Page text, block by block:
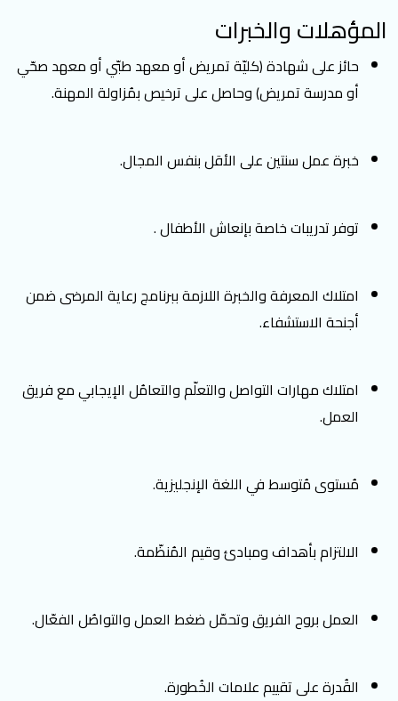
المؤهلات والخبرات
حائز على شهادة (كليّة تمريض أو معهد طبّي أو معهد صحّي
أو مدرسة تمريض) وحاصل على ترخيص بمُزاولة المهنة.
خبرة عمل سنتين على الأقل بنفس المجال.
توفر تدريبات خاصة بإنعاش الأطفال .
امتلاك المعرفة والخبرة اللازمة ببرنامج رعاية المرضى ضمن
أجنحة الاستشفاء.
امتلاك مهارات التواصل والتعلّم والتعامُل الإيجابي مع فريق
العمل.
مُستوى مُتوسط في اللغة الإنجليزية.
الالتزام بأهداف ومبادئ وقيم المُنظّمة.
العمل بروح الفريق وتحمّل ضغط العمل والتواصُل الفعّال.
القُدرة على تقييم علامات الخُطورة.